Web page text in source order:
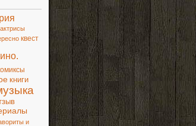
актрисы
квест
книги
и